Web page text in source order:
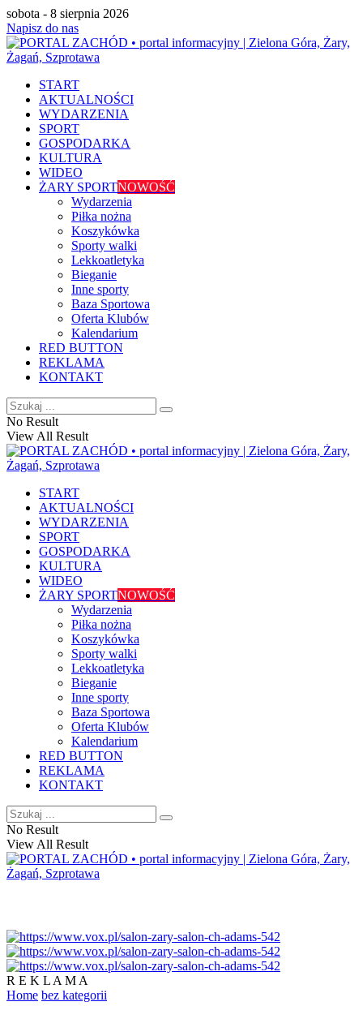
sobota - 8 sierpnia 2026
Napisz do nas
START
AKTUALNOŚCI
WYDARZENIA
SPORT
GOSPODARKA
KULTURA
WIDEO
ŻARY SPORTNOWOŚĆ
Wydarzenia
Piłka nożna
Koszykówka
Sporty walki
Lekkoatletyka
Bieganie
Inne sporty
Baza Sportowa
Oferta Klubów
Kalendarium
RED BUTTON
REKLAMA
KONTAKT
No Result
View All Result
START
AKTUALNOŚCI
WYDARZENIA
SPORT
GOSPODARKA
KULTURA
WIDEO
ŻARY SPORTNOWOŚĆ
Wydarzenia
Piłka nożna
Koszykówka
Sporty walki
Lekkoatletyka
Bieganie
Inne sporty
Baza Sportowa
Oferta Klubów
Kalendarium
RED BUTTON
REKLAMA
KONTAKT
No Result
View All Result
R E K L A M A
Home bez kategorii